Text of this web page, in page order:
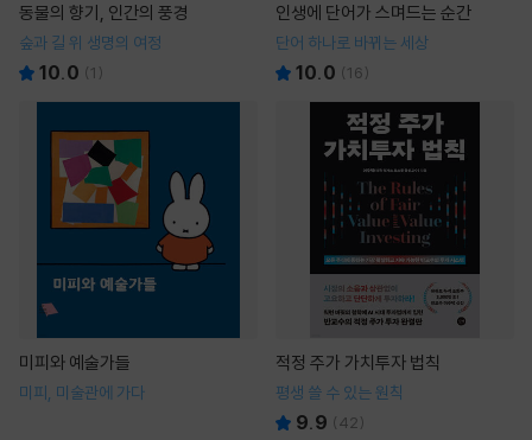
동물의 향기, 인간의 풍경
숲과 길 위 생명의 여정
10.0 (1 )
인생에 단어가 스며드는 순간
단어 하나로 바뀌는 세상
10.0 (16)
미피와 예술가들
미피, 미술관에 가다
적정 주가 가치투자 법칙
평생 쓸 수 있는 원칙
9.9 (42)